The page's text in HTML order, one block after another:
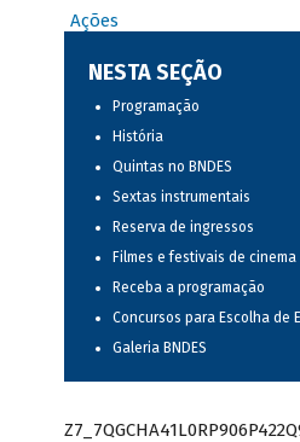
Ações
NESTA SEÇÃO
Programação
História
Quintas no BNDES
Sextas instrumentais
Reserva de ingressos
Filmes e festivais de cinema
Receba a programação
Concursos para Escolha de
Galeria BNDES